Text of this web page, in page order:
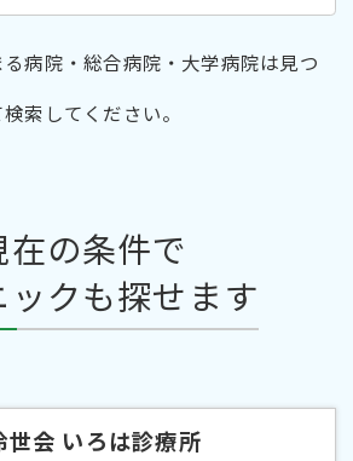
病院・総合病院・大学病院は見つ
索してください。
在の条件で
ックも探せます
世会 いろは診療所